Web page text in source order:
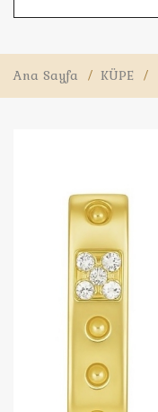
Ana Sayfa / KÜPE /